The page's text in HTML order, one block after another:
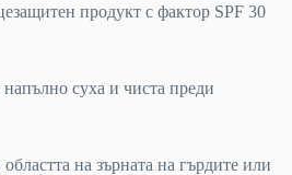
продукт с фактор SPF 30
напълно суха и чиста преди
на зърната на гърдите или